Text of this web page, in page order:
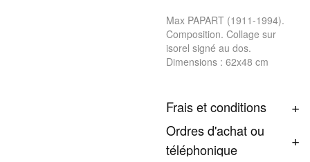
Max PAPART (1911-1994).
Composition. Collage sur
isorel signé au dos.
Dimensions : 62x48 cm
Frais et conditions
Ordres d'achat ou
téléphonique